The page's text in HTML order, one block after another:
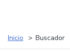
Inicio Buscador